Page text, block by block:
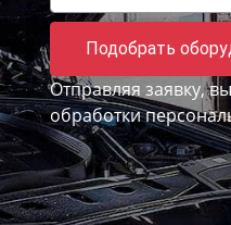
Подобрать
Отправляя заявку,
обработки